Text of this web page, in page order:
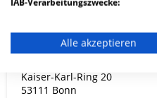
LVR-Klinik
Kaiser-Karl-Ring 20
53111 Bonn
Verwendung reduzierter
Erstellung von Profilen für
Alle akzeptieren